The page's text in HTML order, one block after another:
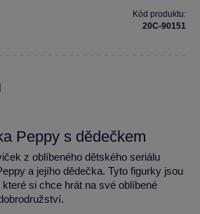
Kód produktu:
20C-90151
Peppy s dědečkem
z oblíbeného dětského seriálu
a jejího dědečka. Tyto figurky jsou
si chce hrát na své oblíbené